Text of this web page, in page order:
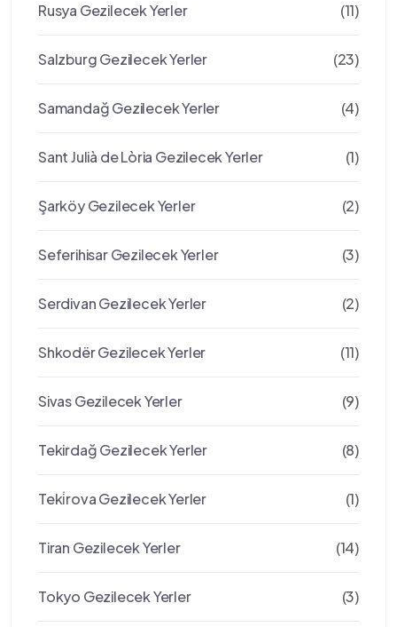
Rusya Gezilecek Yerler (11)
Salzburg Gezilecek Yerler (23)
Samandağ Gezilecek Yerler (4)
Sant Julià de Lòria Gezilecek Yerler (1)
Şarköy Gezilecek Yerler (2)
Seferihisar Gezilecek Yerler (3)
Serdivan Gezilecek Yerler (2)
Shkodër Gezilecek Yerler (11)
Sivas Gezilecek Yerler (9)
Tekirdağ Gezilecek Yerler (8)
Teki̇rova Gezilecek Yerler (1)
Tiran Gezilecek Yerler (14)
Tokyo Gezilecek Yerler (3)